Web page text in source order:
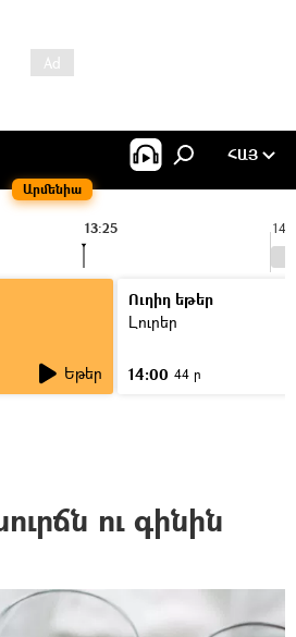
Արմենիա
ՀԱՅ
13:25
Եթեր
Ուղիղ եթեր
Լուրեր
14:00 44 ր
ու գինին